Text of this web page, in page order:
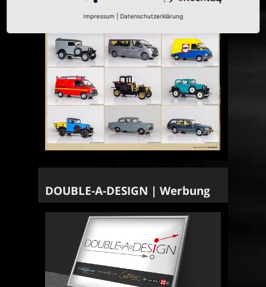
DOUBLE-A-DESIGN | Werbung
Impressum Datenschutzerklärung